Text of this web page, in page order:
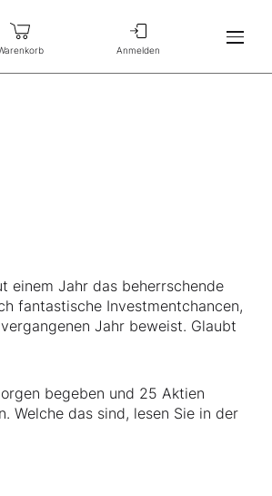
Anmelden
einem Jahr das beherrschende
fantastische Investmentchancen,
Jahr beweist. Glaubt
begeben und 25 Aktien
Welche das sind, lesen Sie in der